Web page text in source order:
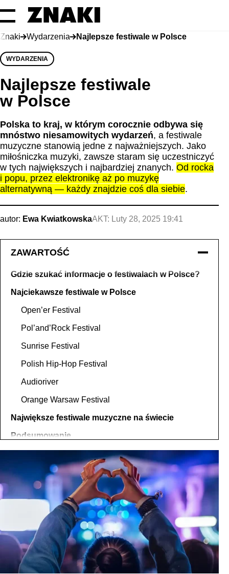
Znaki Wydarzenia Najlepsze festiwale w Polsce
WYDARZENIA
Najlepsze festiwale
w Polsce
Polska to kraj, w którym corocznie odbywa się
mnóstwo niesamowitych wydarzeń, a festiwale
muzyczne stanowią jedne z najważniejszych. Jako
miłośniczka muzyki, zawsze staram się uczestniczyć
w tych największych i najbardziej znanych. Od rocka
i popu, przez elektronikę aż po muzykę
alternatywną — każdy znajdzie coś dla siebie.
autor: Ewa KwiatkowskaAKT: Luty 28, 2025 19:41
ZAWARTOŚĆ
Gdzie szukać informacje o festiwalach w Polsce?
Najciekawsze festiwale w Polsce
Open’er Festival
Pol’and’Rock Festival
Sunrise Festival
Polish Hip-Hop Festival
Audioriver
Orange Warsaw Festival
Największe festiwale muzyczne na świecie
Podsumowanie